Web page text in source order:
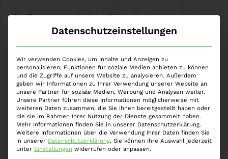
Die Zusammenarbeit im Gesundheitswesen – etwa
zwischen Ärzten, Kliniken und Pharmaunternehmen
birgt ein nicht zu unterschätzendes
Strafbarkeitsrisiko. Denn der Grat zwischen
rechtlich zulässiger Zusammenarbeit und strafbarer
Bestechung und Bestechlichkeit im
Gesundheitswesen, oder – wie allgemein geläufig –
Korruption, ist schmal. Bereits… Weiter »
Datenschutzeinstellungen
Wir verwenden Cookies, um Inhalte und Anzeigen zu
personalisieren, Funktionen für soziale Medien anbieten zu können
und die Zugriffe auf unsere Website zu analysieren. Außerdem
geben wir Informationen zu Ihrer Verwendung unserer Website an
unsere Partner für soziale Medien, Werbung und Analysen weiter.
Unsere Partner führen diese Informationen möglicherweise mit
weiteren Daten zusammen, die Sie ihnen bereitgestellt haben oder
die sie im Rahmen Ihrer Nutzung der Dienste gesammelt haben.
Mehr Informationen finden Sie in unserer Datenschutzerklärung.
Weitere Informationen über die Verwendung Ihrer Daten finden Sie
in unserer Datenschutzerklärung. Sie können Ihre Auswahl jederzeit
unter Einstellungen widerrufen oder anpassen.